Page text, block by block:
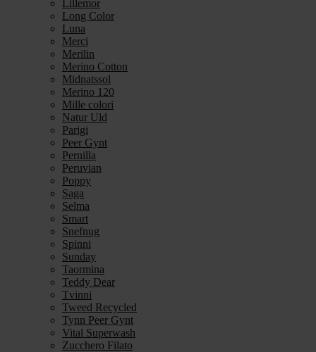
Lillemor
Long Color
Luna
Merci
Merilin
Merino Cotton
Midnatssol
Merino 120
Mille colori
Natur Uld
Parigi
Peer Gynt
Pernilla
Peruvian
Poppy
Saga
Selma
Smart
Snefnug
Spinni
Sunday
Taormina
Teddy Dear
Tvinni
Tweed Recycled
Tynn Peer Gynt
Vital Superwash
Zucchero Filato